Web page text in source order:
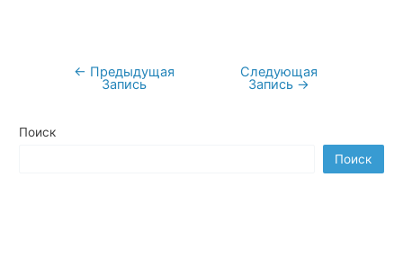
Навигация
← Предыдущая
Запись
Следующая
Запись →
Поиск
Поиск